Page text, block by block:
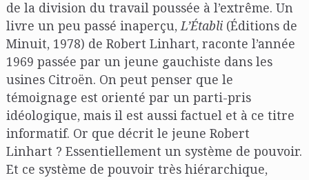
de la division du travail poussée à l’extrême. Un
livre un peu passé inaperçu,L’Établi(Éditions de
Minuit, 1978) de Robert Linhart, raconte l’année
1969 passée par un jeune gauchiste dans les
usines Citroën. On peut penser que le
témoignage est orienté par un parti-pris
idéologique, mais il est aussi factuel et à ce titre
informatif. Or que décrit le jeune Robert
Linhart ? Essentiellement un système de pouvoir.
Et ce système de pouvoir très hiérarchique,